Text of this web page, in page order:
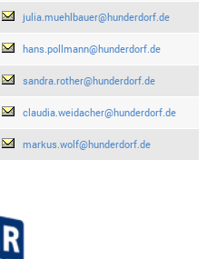
julia.muehlbauer@hunderdorf.de
hans.pollmann@hunderdorf.de
sandra.rother@hunderdorf.de
claudia.weidacher@hunderdorf.de
markus.wolf@hunderdorf.de